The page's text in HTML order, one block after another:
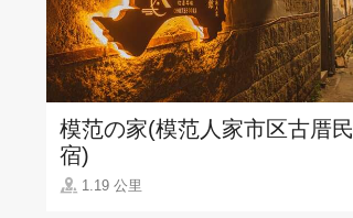
模范の家(模范人家市区古厝民
宿)
1.19 公里